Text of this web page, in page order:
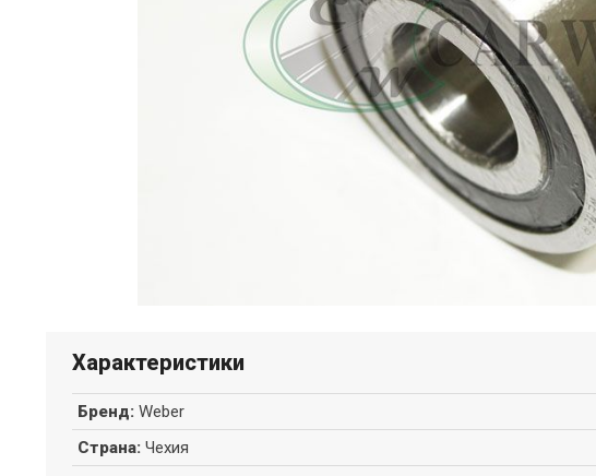
Характеристики
Бренд: Weber
Страна: Чехия